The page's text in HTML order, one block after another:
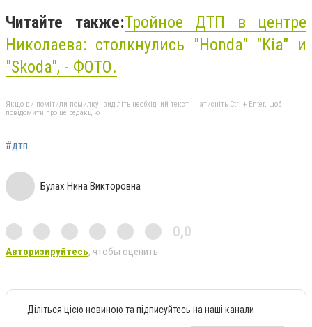
Читайте также:Тройное ДТП в центре
Николаева: столкнулись "Honda" "Kia" и
"Skoda", - ФОТО.
Якщо ви помітили помилку, виділіть необхідний текст і натисніть Ctrl + Enter, щоб
повідомити про це редакцію
#дтп
Булах Нина Викторовна
0,0
Авторизируйтесь, чтобы оценить
Діліться цією новиною та підписуйтесь на наші канали